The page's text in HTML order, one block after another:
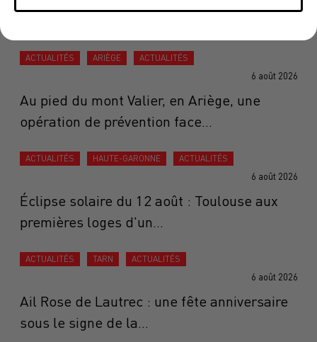
ACTUALITÉS ARIÈGE ACTUALITÉS
6 août 2026
Au pied du mont Valier, en Ariège, une
opération de prévention face...
ACTUALITÉS HAUTE-GARONNE ACTUALITÉS
6 août 2026
Éclipse solaire du 12 août : Toulouse aux
premières loges d'un...
ACTUALITÉS TARN ACTUALITÉS
6 août 2026
Ail Rose de Lautrec : une fête anniversaire
sous le signe de la...